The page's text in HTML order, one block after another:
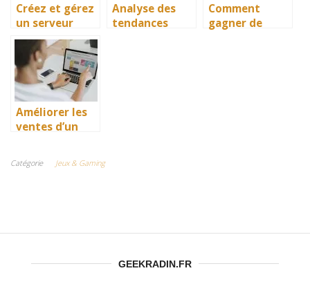
Créez et gérez
un serveur
Discord pour
votre
communauté
de joueurs
Analyse des
tendances
Comment
gagner de
Améliorer les
ventes d’un
confinement
Catégorie Jeux & Gaming
GEEKRADIN.FR